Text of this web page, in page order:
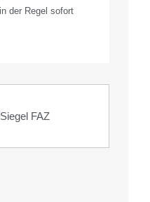
der Regel sofort